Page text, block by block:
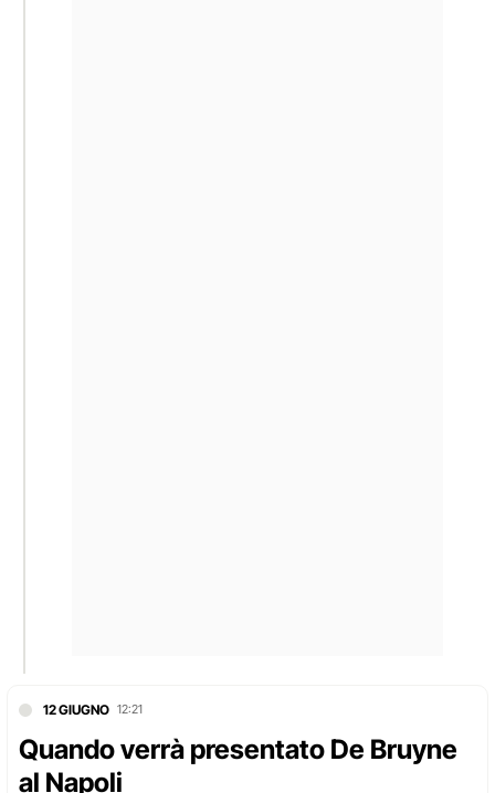
12 GIUGNO 12:21
Quando verrà presentato De Bruyne
al Napoli